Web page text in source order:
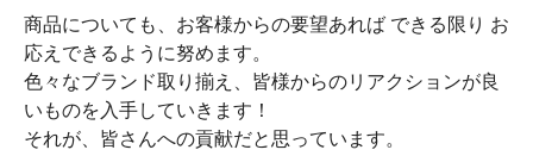
商品についても、お客様からの要望あれば できる限り お
応えできるように努めます。
色々なブランド取り揃え、皆様からのリアクションが良
いものを入手していきます！
それが、皆さんへの貢献だと思っています。